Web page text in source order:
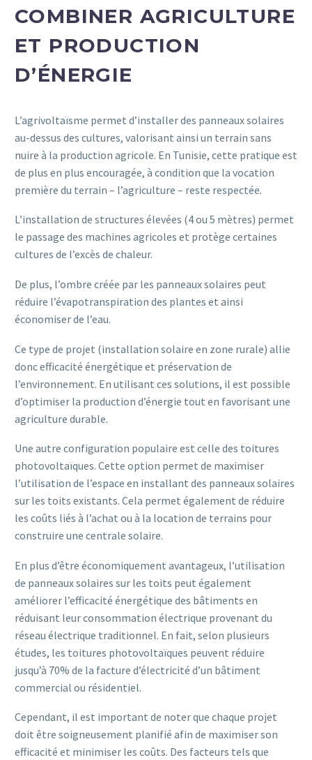
COMBINER AGRICULTURE
ET PRODUCTION
D’ÉNERGIE
L’agrivoltaïsme permet d’installer des panneaux solaires
au-dessus des cultures, valorisant ainsi un terrain sans
nuire à la production agricole. En Tunisie, cette pratique est
de plus en plus encouragée, à condition que la vocation
première du terrain – l’agriculture – reste respectée.
L’installation de structures élevées (4 ou 5 mètres) permet
le passage des machines agricoles et protège certaines
cultures de l’excès de chaleur.
De plus, l’ombre créée par les panneaux solaires peut
réduire l’évapotranspiration des plantes et ainsi
économiser de l’eau.
Ce type de projet (installation solaire en zone rurale) allie
donc efficacité énergétique et préservation de
l’environnement. En utilisant ces solutions, il est possible
d’optimiser la production d’énergie tout en favorisant une
agriculture durable.
Une autre configuration populaire est celle des toitures
photovoltaïques. Cette option permet de maximiser
l’utilisation de l’espace en installant des panneaux solaires
sur les toits existants. Cela permet également de réduire
les coûts liés à l’achat ou à la location de terrains pour
construire une centrale solaire.
En plus d’être économiquement avantageux, l’utilisation
de panneaux solaires sur les toits peut également
améliorer l’efficacité énergétique des bâtiments en
réduisant leur consommation électrique provenant du
réseau électrique traditionnel. En fait, selon plusieurs
études, les toitures photovoltaïques peuvent réduire
jusqu’à 70% de la facture d’électricité d’un bâtiment
commercial ou résidentiel.
Cependant, il est important de noter que chaque projet
doit être soigneusement planifié afin de maximiser son
efficacité et minimiser les coûts. Des facteurs tels que